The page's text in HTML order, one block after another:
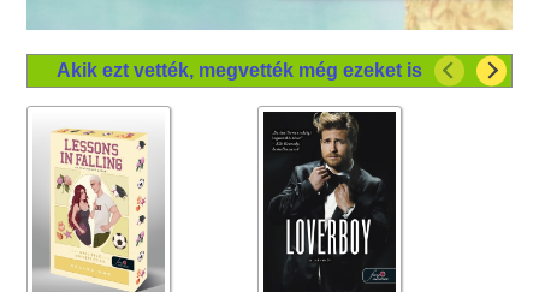
Akik ezt vették, megvették még ezeket is